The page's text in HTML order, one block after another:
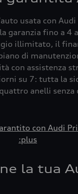
usata con
garanzia fino a 4
illimitato, il
di
con assistenza
su 7: tutta la
quattro anelli
con Audi
:plus
la tua